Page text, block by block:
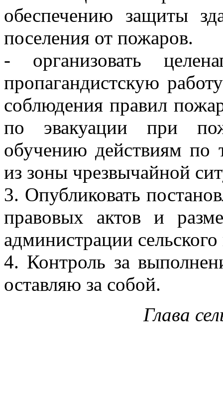
обеспечению защиты
поселения от пожаров.
- организовать
пропагандистскую
соблюдения правил
по эвакуации при
обучению действиям по
из зоны чрезвычайной
3. Опубликовать
правовых актов и
администрации
4. Контроль за
оставляю за собой.
Глава